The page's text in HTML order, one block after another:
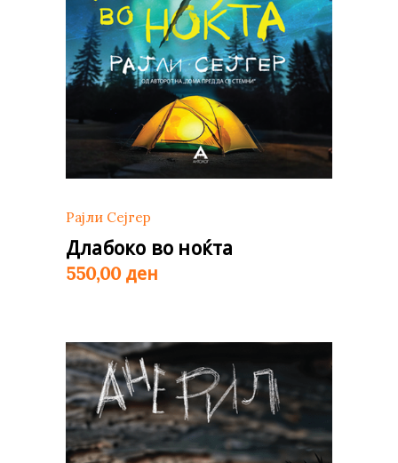
Рајли Сејгер
Длабоко во ноќта
550,00 ден